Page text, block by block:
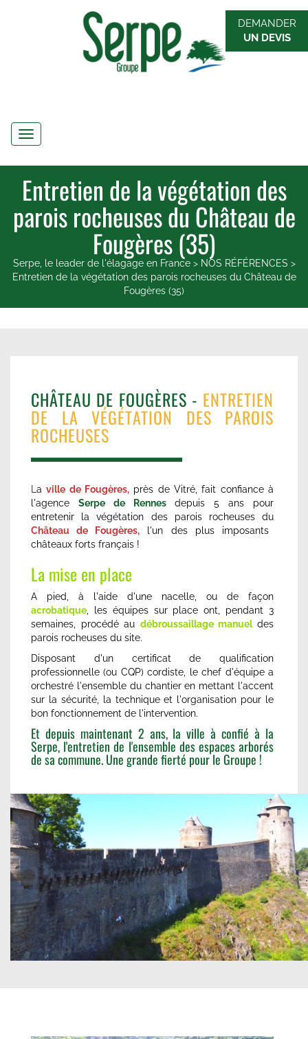
DEMANDER
UN DEVIS
Navigation
Entretien de la végétation des
parois rocheuses du Château de
Fougères (35)
Serpe, le leader de l'élagage en France> NOS RÉFÉRENCES >
Entretien de la végétation des parois rocheuses du Château de
Fougères (35)
CHÂTEAU DE FOUGÈRES - ENTRETIEN
DE LA VÉGÉTATION DES PAROIS
ROCHEUSES
aville de Fougères, près de Vitré, fait confiance à
l'agence Serpe de Rennesdepuis 5 ans pour
entretenir la végétation des parois rocheuses du
Château de Fougères, l'un des plus imposants
châteaux forts français !
La mise en place
A pied, à l'aide d'une nacelle, ou de façon
acrobatique
les équipes sur place ont, pendant 3
semaines, procédé au débroussaillage manuel des
parois rocheuses du site.
Disposant d'un certificat de qualification
professionnelle (ou CQP) cordiste, le chef d'équipe a
orchestré l'ensemble du chantier en mettant l'accent
sur la sécurité, la technique et l'organisation pour le
bon fonctionnement de l'intervention.
Et depuis maintenant 2 ans, la ville à confié à la
Serpe, l'entretien de l'ensemble des espaces arborés
de sa commune. Une grande fierté pour le Groupe !